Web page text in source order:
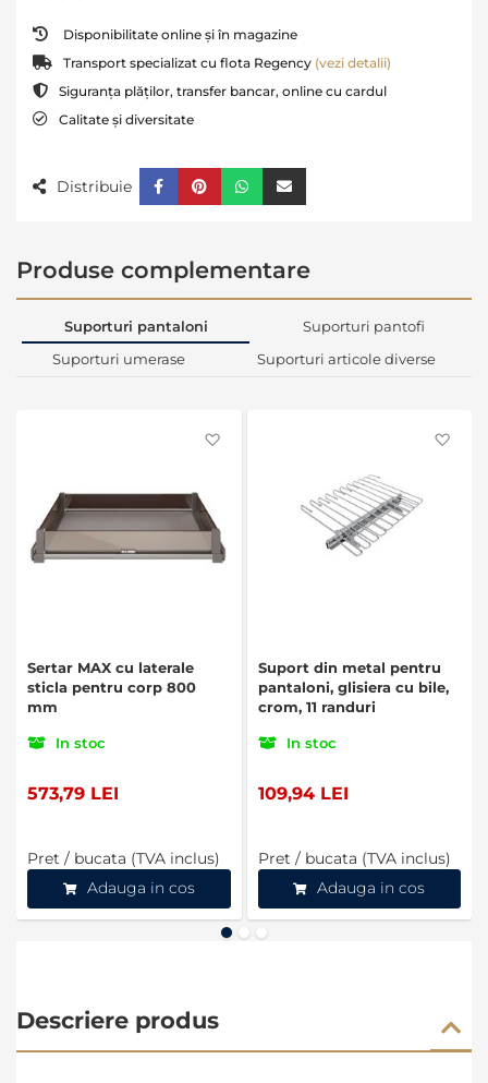
Disponibilitate online și în magazine
Transport specializat cu flota Regency (vezi detalii)
Siguranța plăților, transfer bancar, online cu cardul
Calitate și diversitate
Distribuie
Produse complementare
Suporturi pantaloni
Suporturi pantofi
Suporturi umerase
Suporturi articole diverse
Sertar MAX cu laterale
sticla pentru corp 800
mm
In stoc
573,79 LEI
Pret / bucata (TVA inclus)
Adauga in cos
Suport din metal pentru
pantaloni, glisiera cu bile,
crom, 11 randuri
In stoc
109,94 LEI
Pret / bucata (TVA inclus)
Adauga in cos
Descriere produs